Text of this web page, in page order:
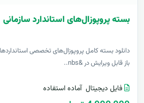
بسته پروپوزال‌های استاندارد سازمانی
دانلود بسته کامل پروپوزال‌های تخصصی
باز قابل ویرایش در &nbs..
فایل دیجیتال آماده استفاده